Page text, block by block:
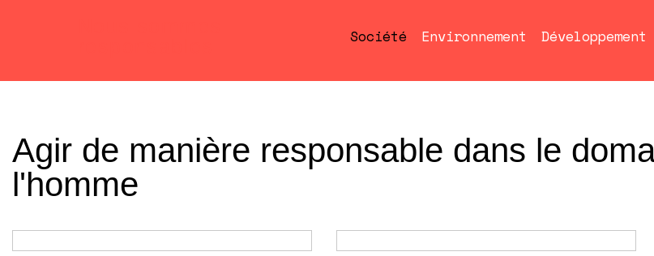
Société Environnement Développement
Agir de manière responsable dans le
l'homme